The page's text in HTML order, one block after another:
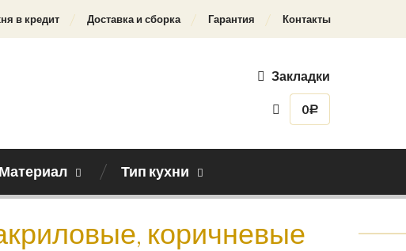
в кредит Доставка и сборка Гарантия Контакты
Закладки
0Р
Материал Тип кухни
коричневые
Назад к каталогу